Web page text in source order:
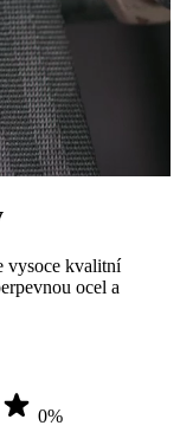
vysoce kvalitní
ocel a
0%